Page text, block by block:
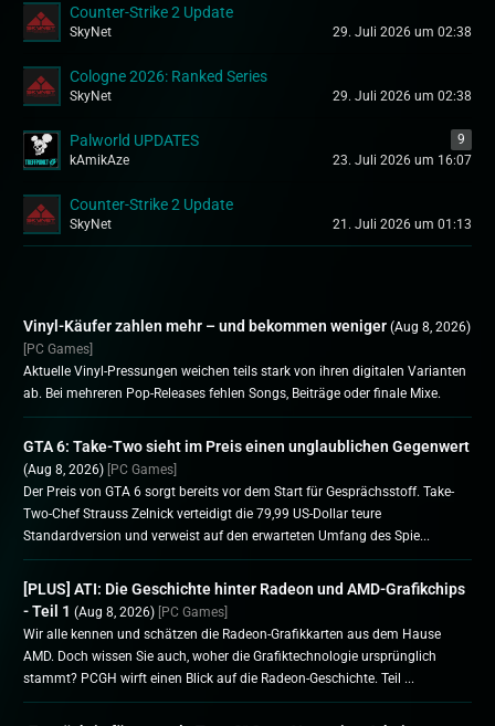
Counter-Strike 2 Update
SkyNet 29. Juli 2026 um 02:38
Cologne 2026: Ranked Series
SkyNet 29. Juli 2026 um 02:38
Palworld UPDATES
9
kAmikAze
23. Juli 2026 um 16:07
Counter-Strike 2 Update
SkyNet 21. Juli 2026 um 01:13
Vinyl-Käufer zahlen mehr – und bekommen weniger (Aug 8, 2026)
[PC Games]
Aktuelle Vinyl-Pressungen weichen teils stark von ihren digitalen Varianten
ab. Bei mehreren Pop-Releases fehlen Songs, Beiträge oder finale Mixe.
GTA 6: Take-Two sieht im Preis einen unglaublichen Gegenwert
(Aug 8, 2026) [PC Games]
Der Preis von GTA 6 sorgt bereits vor dem Start für Gesprächsstoff. Take-
Two-Chef Strauss Zelnick verteidigt die 79,99 US-Dollar teure
Standardversion und verweist auf den erwarteten Umfang des Spie...
[PLUS] ATI: Die Geschichte hinter Radeon und AMD-Grafikchips
- Teil 1 (Aug 8, 2026) [PC Games]
Wir alle kennen und schätzen die Radeon-Grafikkarten aus dem Hause
AMD. Doch wissen Sie auch, woher die Grafiktechnologie ursprünglich
stammt? PCGH wirft einen Blick auf die Radeon-Geschichte. Teil ...